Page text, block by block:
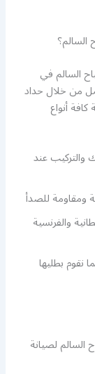
السالم في
من خلال حداد
أنواع
والتركيب عند
ومقاومة للصدأ
والفرنسية
نقوم بطليها
لصيانة